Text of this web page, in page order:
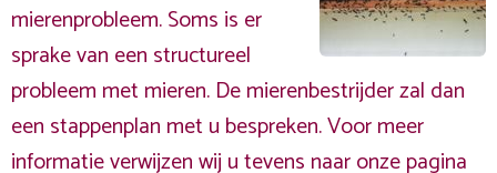
mierenprobleem. Soms is er
sprake van een structureel
probleem met mieren. De mierenbestrijder zal dan
een stappenplan met u bespreken. Voor meer
informatie verwijzen wij u tevens naar onze pagina